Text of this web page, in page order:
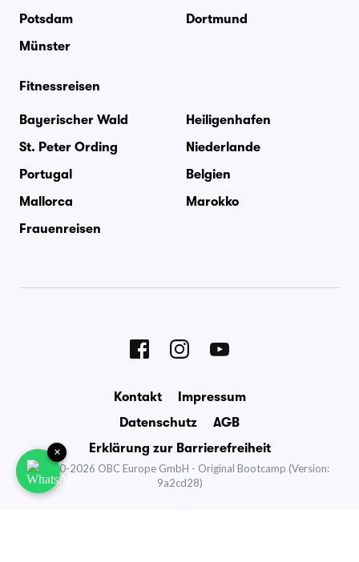
Potsdam
Dortmund
Münster
Fitnessreisen
Bayerischer Wald
Heiligenhafen
St. Peter Ording
Niederlande
Portugal
Belgien
Mallorca
Marokko
Frauenreisen
Kontakt
Impressum
Datenschutz
AGB
Erklärung zur Barrierefreiheit
©2010-2026 OBC Europe GmbH - Original Bootcamp (Version:
9a2cd28)
×